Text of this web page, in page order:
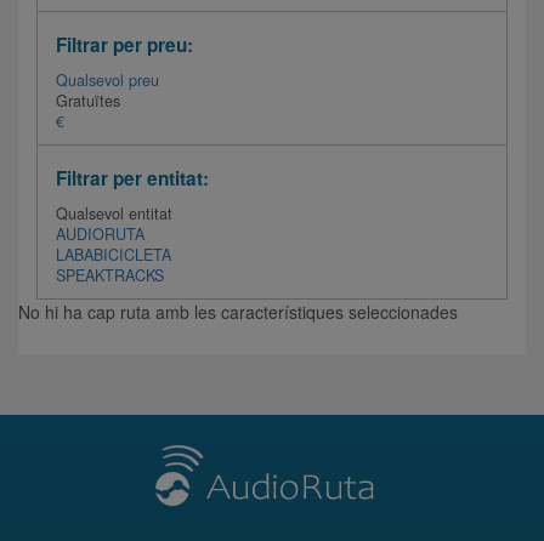
Filtrar per preu:
Qualsevol preu
Gratuïtes
€
Filtrar per entitat:
Qualsevol entitat
AUDIORUTA
LABABICICLETA
SPEAKTRACKS
No hi ha cap ruta amb les característiques seleccionades